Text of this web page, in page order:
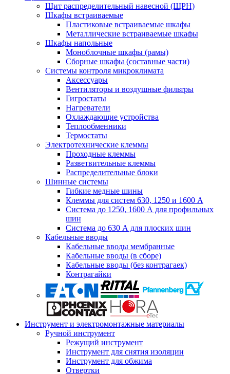
Щит распределительный навесной (ЩРН)
Шкафы встраиваемые
Пластиковые встраиваемые шкафы
Металлические встраиваемые шкафы
Шкафы напольные
Моноблочные шкафы (рамы)
Сборные шкафы (составные части)
Системы контроля микроклимата
Аксессуары
Вентиляторы и воздушные фильтры
Гигростаты
Нагреватели
Охлаждающие устройства
Теплообменники
Термостаты
Электротехнические клеммы
Проходные клеммы
Разветвительные клеммы
Распределительные блоки
Шинные системы
Гибкие медные шины
Клеммы для систем 630, 1250 и 1600 А
Система до 1250, 1600 А для профильных
шин
Система до 630 А для плоских шин
Кабельные вводы
Кабельные вводы мембранные
Кабельные вводы (в сборе)
Кабельные вводы (без контрагаек)
Контрагайки
Инструмент и электромонтажные материалы
Ручной инструмент
Режущий инструмент
Инструмент для снятия изоляции
Инструмент для обжима
Отвертки